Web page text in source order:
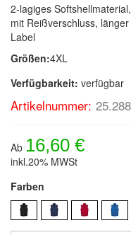
2-lagiges
mit Reißverschluss,
Label
Größen:4XL
Verfügbarkeit: verfügbar
Artikelnummer:
Ab 16,60 €
inkl.20% MWSt
Farben